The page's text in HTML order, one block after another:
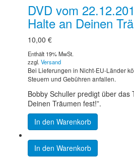
DVD vom
Halte an Deinen
10,00 €
Enthält 19% MwSt.
zzgl. Versand
Bei Lieferungen in Nicht-EU-Länder
Steuern und Gebühren anfallen.
Bobby Schuller predigt über das
Deinen Träumen fest!”.
In den Warenkorb
In den Warenkorb